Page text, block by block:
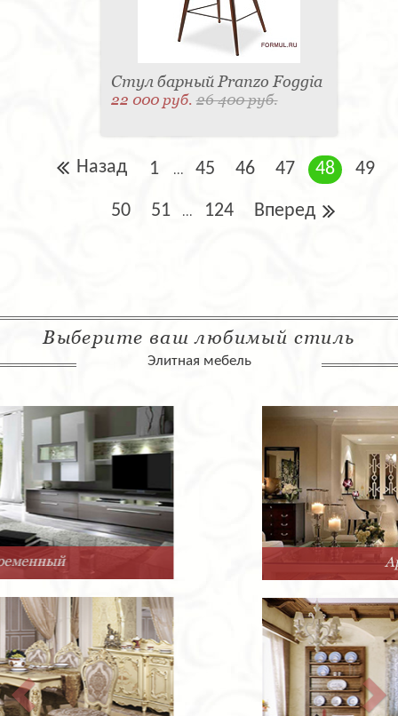
Стул барный Pranzo Foggia
22 000 руб.26 400 руб.
Назад 1 ... 45 46 47 48 49
50 51 ... 124 Вперед
Выберите ваш любимый стиль
Элитная мебель